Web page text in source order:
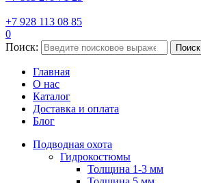
+7 928 113 08 85
0
Поиск:
Поиск
Главная
О нас
Каталог
Доставка и оплата
Блог
Подводная охота
Гидрокостюмы
Толщина 1-3 мм